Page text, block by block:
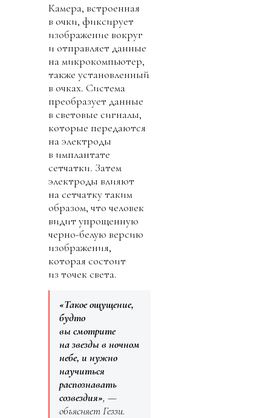
Камера, встроенная
в очки, фиксирует
изображение вокруг
и отправляет данные
на микрокомпьютер,
также установленный
в очках. Система
преобразует данные
в световые сигналы,
которые передаются
на электроды
в имплантате
сетчатки. Затем
электроды влияют
на сетчатку таким
образом, что человек
видит упрощенную
черно-белую версию
изображения,
которая состоит
из точек света.
«Такое ощущение,
будто
вы смотрите
на звезды в ночном
небе, и нужно
научиться
распознавать
созвездия», —
объясняет Геззи.